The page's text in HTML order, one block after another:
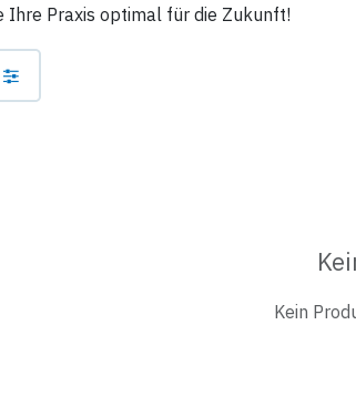
Ihre Praxis optimal für die Zukunft!
Kein